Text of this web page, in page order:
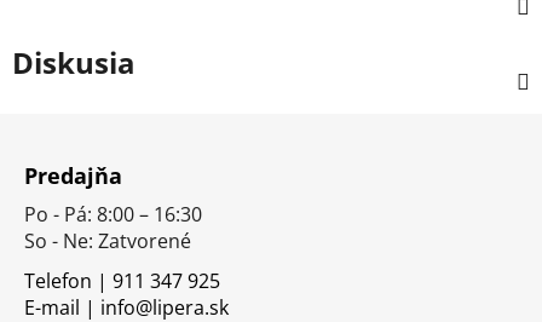
Diskusia
Predajňa
Po - Pá: 8:00 – 16:30
So - Ne: Zatvorené
Telefon | 911 347 925
E-mail | info@lipera.sk